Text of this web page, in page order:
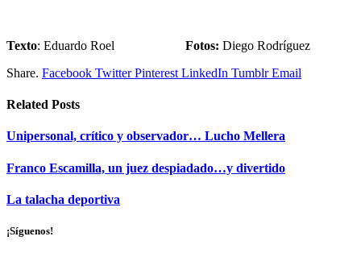
Texto: Eduardo Roel Fotos: Diego Rodríguez
Share. Facebook Twitter Pinterest LinkedIn Tumblr Email
Related Posts
Unipersonal, crítico y observador… Lucho Mellera
Franco Escamilla, un juez despiadado…y divertido
La talacha deportiva
¡Síguenos!